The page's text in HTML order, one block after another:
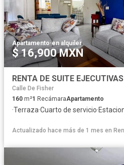
Apartamento·en alquiler
$ 16,900 MXN
RENTA DE SUITE
Calle De Fisher
160 m²1 RecámaraApartamento
·Terraza·Cuarto de servicio·
Actualizado hace más de 1 mes en